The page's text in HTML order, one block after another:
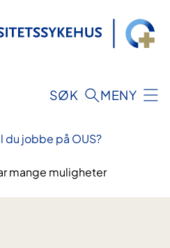
SØK MENY
du jobbe på OUS?
mange muligheter